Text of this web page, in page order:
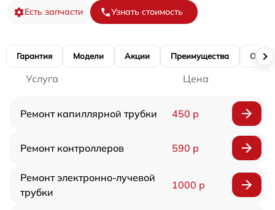
Есть запчасти Узнать стоимость
Гарантия Модели Акции Преимущества
Услуга Цена
Ремонт капиллярной трубки 450 р
Ремонт контроллеров 590 р
Ремонт электронно-лучевой
трубки
1000 р